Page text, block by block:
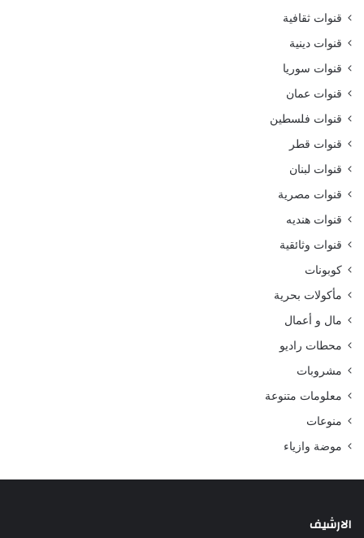
قنوات ثقافية
قنوات دينية
قنوات سوريا
قنوات عمان
قنوات فلسطين
قنوات قطر
قنوات لبنان
قنوات مصرية
قنوات هنديه
قنوات وثائقية
كوبونات
مأكولات بحرية
مال و أعمال
محطات راديو
مشروبات
معلومات متنوعة
منوعات
موضة وازياء
الارشيف